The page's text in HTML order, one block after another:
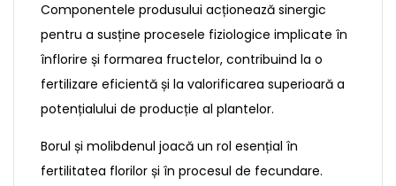
Componentele produsului acționează sinergic
pentru a susține procesele fiziologice implicate în
înflorire și formarea fructelor, contribuind la o
fertilizare eficientă și la valorificarea superioară a
potențialului de producție al plantelor.
Borul și molibdenul joacă un rol esențial în
fertilitatea florilor și în procesul de fecundare.